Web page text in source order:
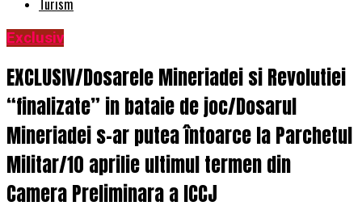
Turism
Exclusiv
EXCLUSIV/Dosarele Mineriadei si Revolutiei
“finalizate” in bataie de joc/Dosarul
Mineriadei s-ar putea întoarce la Parchetul
Militar/10 aprilie ultimul termen din
Camera Preliminara a ICCJ